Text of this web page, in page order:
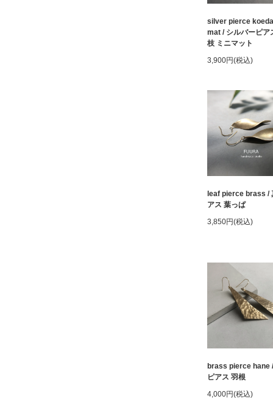
silver pierce
mat / シルバーピア
枝 ミニマット
3,900円(税込)
leaf pierce brass /
アス 葉っぱ
3,850円(税込)
brass pierce hane
ピアス 羽根
4,000円(税込)